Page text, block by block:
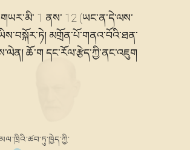
1 ནས་ 12 (ཡང་ན་དེ་ལས་
མགྲོན་པོ་གནའ་བོའི་ཐན་
ཆོ་ག དང་རོལ་རྩེད་ཀྱི་ནང་འཇུག